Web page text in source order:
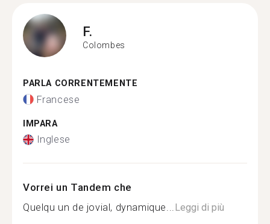
F.
Colombes
PARLA CORRENTEMENTE
Francese
IMPARA
Inglese
Vorrei un Tandem che
Quelqu un de jovial, dynamique...Leggi di più